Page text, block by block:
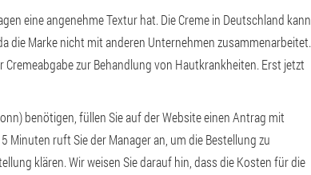
eine angenehme Textur hat. Die Creme in Deutschland kann
die Marke nicht mit anderen Unternehmen zusammenarbeitet.
zur Behandlung von Hautkrankheiten. Erst jetzt
benötigen, füllen Sie auf der Website einen Antrag mit
ruft Sie der Manager an, um die Bestellung zu
klären. Wir weisen Sie darauf hin, dass die Kosten für die